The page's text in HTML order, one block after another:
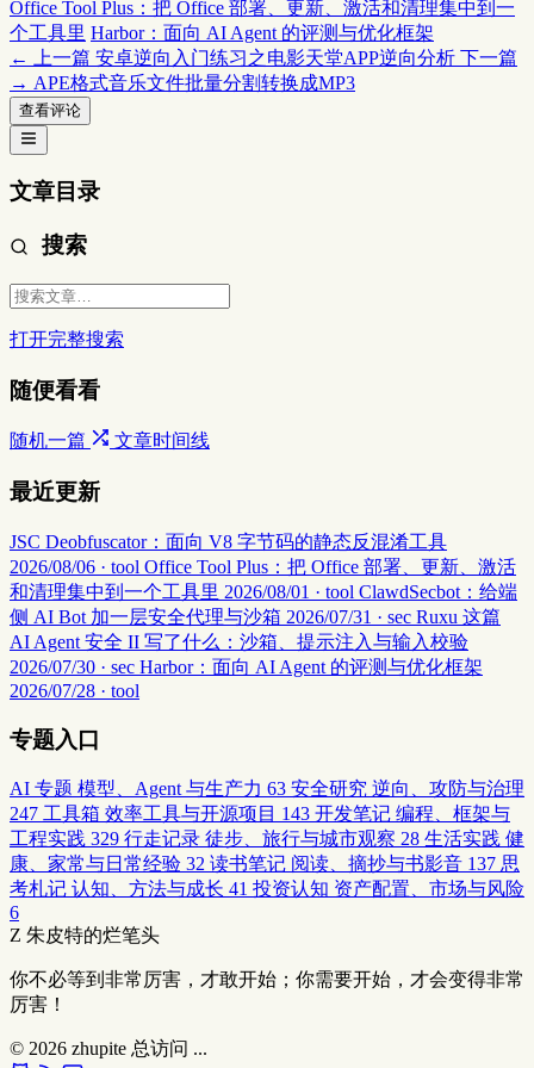
Office Tool Plus：把 Office 部署、更新、激活和清理集中到一
个工具里 Harbor：面向 AI Agent 的评测与优化框架
← 上一篇 安卓逆向入门练习之电影天堂APP逆向分析 下一篇
→ APE格式音乐文件批量分割转换成MP3
查看评论
文章目录
搜索
打开完整搜索
随便看看
随机一篇 文章时间线
最近更新
JSC Deobfuscator：面向 V8 字节码的静态反混淆工具
2026/08/06 · tool Office Tool Plus：把 Office 部署、更新、激活
和清理集中到一个工具里 2026/08/01 · tool ClawdSecbot：给端
侧 AI Bot 加一层安全代理与沙箱 2026/07/31 · sec Ruxu 这篇
AI Agent 安全 II 写了什么：沙箱、提示注入与输入校验
2026/07/30 · sec Harbor：面向 AI Agent 的评测与优化框架
2026/07/28 · tool
专题入口
AI 专题 模型、Agent 与生产力 63 安全研究 逆向、攻防与治理
247 工具箱 效率工具与开源项目 143 开发笔记 编程、框架与
工程实践 329 行走记录 徒步、旅行与城市观察 28 生活实践 健
康、家常与日常经验 32 读书笔记 阅读、摘抄与书影音 137 思
考札记 认知、方法与成长 41 投资认知 资产配置、市场与风险
6
Z 朱皮特的烂笔头
你不必等到非常厉害，才敢开始；你需要开始，才会变得非常
厉害！
© 2026 zhupite 总访问 ...